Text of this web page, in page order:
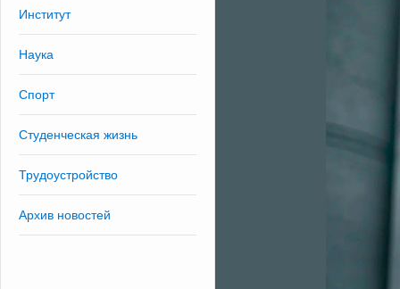
Институт
Наука
Спорт
Студенческая жизнь
Трудоустройство
Архив новостей